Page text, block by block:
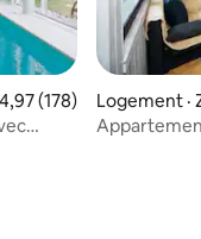
moyenne de 4,97
4,97 (178)
Logement ·